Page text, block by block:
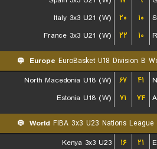
Italy 3x3 U21 (W)
۲۰ ۱۰
France 3x3 U21 (W)
۲۲ ۱۰
Europe EuroBasket U18 Division B
North Macedonia U18 (W)
۶۷ ۴۱
Estonia U18 (W)
۷۱ ۷۴
World FIBA 3x3 U23 Nations League
Kenya 3x3 U23
۱۶ ۲۱